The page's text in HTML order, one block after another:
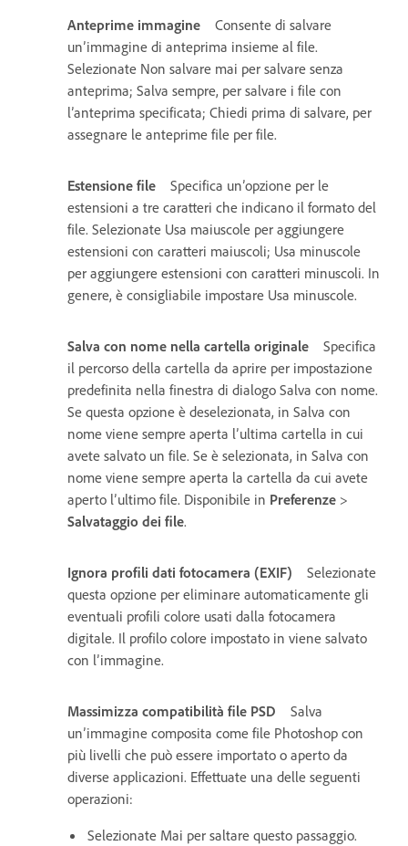
Anteprime immagine
Consente di salvare
un’immagine di anteprima insieme al file.
Selezionate Non salvare mai per salvare senza
anteprima; Salva sempre, per salvare i file con
l’anteprima specificata; Chiedi prima di salvare, per
assegnare le anteprime file per file.
Estensione file
Specifica un’opzione per le
estensioni a tre caratteri che indicano il formato del
file. Selezionate Usa maiuscole per aggiungere
estensioni con caratteri maiuscoli; Usa minuscole
per aggiungere estensioni con caratteri minuscoli. In
genere, è consigliabile impostare Usa minuscole.
Salva con nome nella cartella originale
Specifica
il percorso della cartella da aprire per impostazione
predefinita nella finestra di dialogo Salva con nome.
Se questa opzione è deselezionata, in Salva con
nome viene sempre aperta l’ultima cartella in cui
avete salvato un file. Se è selezionata, in Salva con
nome viene sempre aperta la cartella da cui avete
aperto l’ultimo file. Disponibile in Preferenze >
Salvataggio dei file.
Ignora profili dati fotocamera (EXIF)
Selezionate
questa opzione per eliminare automaticamente gli
eventuali profili colore usati dalla fotocamera
digitale. Il profilo colore impostato in viene salvato
con l’immagine.
Massimizza compatibilità file PSD
Salva
un’immagine composita come file Photoshop con
più livelli che può essere importato o aperto da
diverse applicazioni. Effettuate una delle seguenti
operazioni:
Selezionate Mai per saltare questo passaggio.